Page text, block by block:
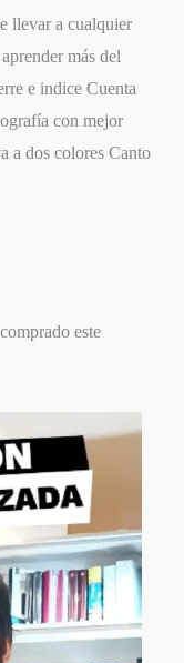
llevar a cualquier
más del
e indice Cuenta
con mejor
a dos colores Canto
este